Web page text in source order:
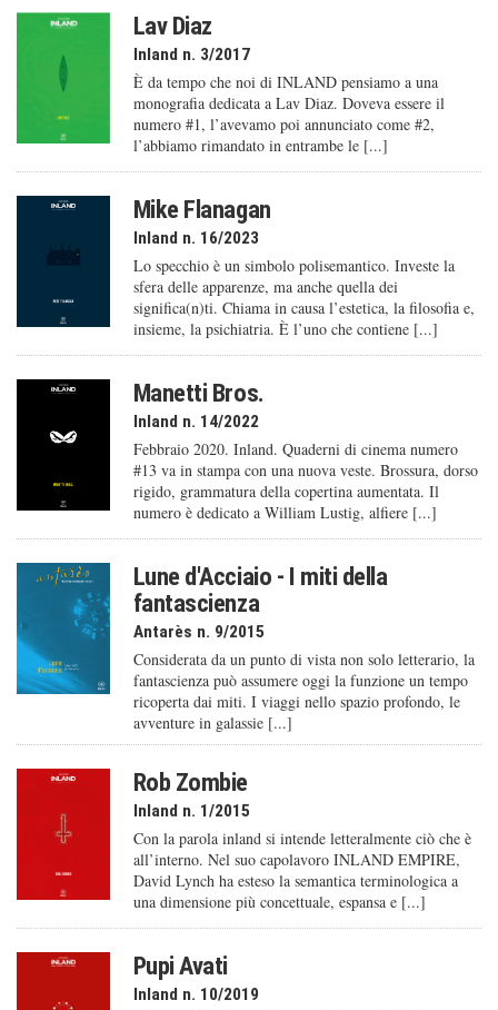
Lav Diaz
Inland n. 3/2017
È da tempo che noi di INLAND pensiamo a una
monografia dedicata a Lav Diaz. Doveva essere il
numero #1, l’avevamo poi annunciato come #2,
l’abbiamo rimandato in entrambe le [...]
Mike Flanagan
Inland n. 16/2023
Lo specchio è un simbolo polisemantico. Investe la
sfera delle apparenze, ma anche quella dei
significa(n)ti. Chiama in causa l’estetica, la filosofia e,
insieme, la psichiatria. È l’uno che contiene [...]
Manetti Bros.
Inland n. 14/2022
Febbraio 2020. Inland. Quaderni di cinema numero
#13 va in stampa con una nuova veste. Brossura, dorso
rigido, grammatura della copertina aumentata. Il
numero è dedicato a William Lustig, alfiere [...]
Lune d'Acciaio - I miti della
fantascienza
Antarès n. 9/2015
Considerata da un punto di vista non solo letterario, la
fantascienza può assumere oggi la funzione un tempo
ricoperta dai miti. I viaggi nello spazio profondo, le
avventure in galassie [...]
Rob Zombie
Inland n. 1/2015
Con la parola inland si intende letteralmente ciò che è
all’interno. Nel suo capolavoro INLAND EMPIRE,
David Lynch ha esteso la semantica terminologica a
una dimensione più concettuale, espansa e [...]
Pupi Avati
Inland n. 10/2019